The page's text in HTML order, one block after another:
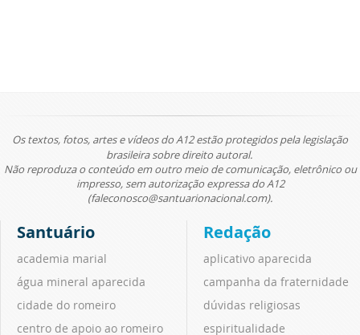
Os textos, fotos, artes e vídeos do A12 estão protegidos pela legislação
brasileira sobre direito autoral.
Não reproduza o conteúdo em outro meio de comunicação, eletrônico ou
impresso, sem autorização expressa do A12
(faleconosco@santuarionacional.com).
Santuário
academia marial
água mineral aparecida
cidade do romeiro
centro de apoio ao romeiro
Redação
aplicativo aparecida
campanha da fraternidade
dúvidas religiosas
espiritualidade